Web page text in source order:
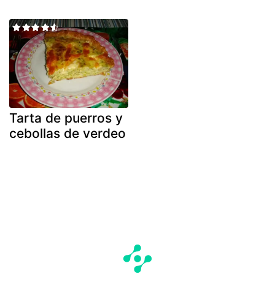
Tarta de puerros y
cebollas de verdeo